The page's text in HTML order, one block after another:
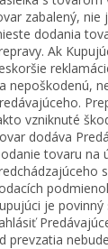
zabalený, nie
dodania
Ak
nepoškodenú,
vzniknuté
dodáva
tovaru na
je
prevzatia